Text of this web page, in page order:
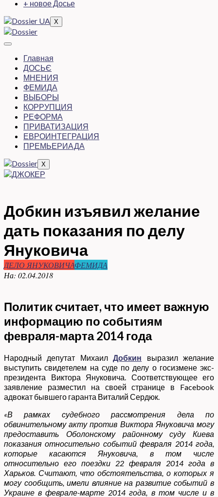
+ новое Досье
X
Главная
ДОСЬЄ
МНЕНИЯ
ФЕМИДА
ВЫБОРЫ
КОРРУПЦИЯ
РЕФОРМА
ПРИВАТИЗАЦИЯ
ЕВРОИНТЕГРАЦИЯ
ПРЕМЬЕРИАДА
X
Добкин изъявил желание
дать показания по делу
Януковича
ДЕЛО ЯНУКОВИЧАФЕМИДА
На: 02.04.2018
Политик считает, что имеет важную
информацию по событиям
февраля-марта 2014 года
Народный депутат МихаилДобкин выразил желание
выступить свидетелем на суде по делу о госизмене экс-
президента Виктора Януковича. Соответствующее его
заявление разместил на своей странице в Facebook
адвокат бывшего гаранта Виталий Сердюк.
«В рамках судебного рассмотрения дела по
обвинительному акту против Виктора Януковича могу
предоставить Оболонскому районному суду Киева
показания относительно событий февраля 2014 года,
которые касаются Януковича, в том числе
относительно его поездки 22 февраля 2014 года в
Харьков. Считают, что обстоятельства, о которых я
могу сообщить, имели влияние на развитие событий в
Украине в феврале-марте 2014 года, в том числе и в